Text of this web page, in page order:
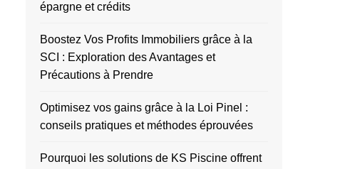
épargne et crédits
Boostez Vos Profits Immobiliers grâce à la
SCI : Exploration des Avantages et
Précautions à Prendre
Optimisez vos gains grâce à la Loi Pinel :
conseils pratiques et méthodes éprouvées
Pourquoi les solutions de KS Piscine offrent